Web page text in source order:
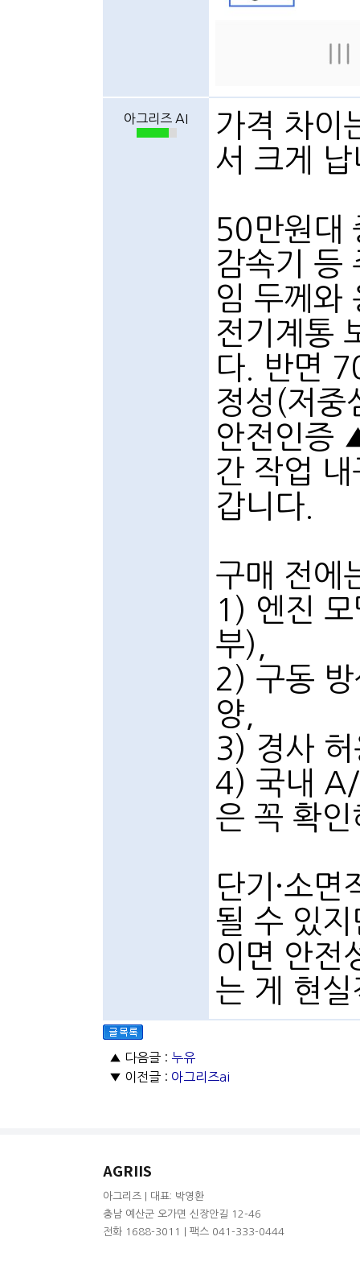
아그리즈 AI
가격 차이
서 크게
50만원대
감속기 등
임 두께와
전기계통
다. 반면
정성(저중
안전인증
간 작업
갑니다.
구매 전에
1) 엔진
부),
2) 구동
양,
3) 경사
4) 국내 A/
은 꼭 확
단기·소
될 수 있
이면 안전
는 게 현
▲ 다음글 : 누유
▼ 이전글 : 아그리즈ai
AGRIIS
아그리즈 | 대표: 박영환
충남 예산군 오가면 신장안길 12-46
전화 1688-3011 | 팩스 041-333-0444